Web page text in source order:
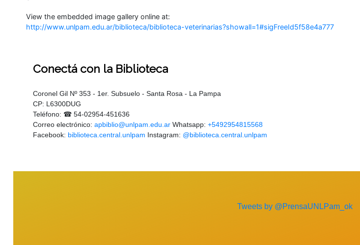
View the embedded image gallery online at:
http://www.unlpam.edu.ar/biblioteca/biblioteca-veterinarias?showall=1#sigFreeId5f58e4a777
Conectá con la Biblioteca
Coronel Gil Nº 353 - 1er. Subsuelo - Santa Rosa - La Pampa
CP: L6300DUG
Teléfono: ☎ 54-02954-451636
Correo electrónico: apbiblio@unlpam.edu.arWhatsapp: +5492954815568
Facebook: biblioteca.central.unlpam Instagram: @biblioteca.central.unlpam
Tweets by @PrensaUNLPam_ok